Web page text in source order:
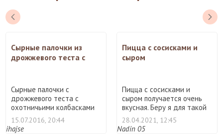
Сырные палочки из
дрожжевого теста с
Сырные палочки с
дрожжевого теста с
охотничьими колбасками
это вкусн ...
15.07.2016, 20:44
ihajse
Пицца с сосисками и
сыром
Пицца с сосисками и
сыром получается очень
вкусная. Беру я для такой
...
28.04.2021, 12:45
Nadin 05